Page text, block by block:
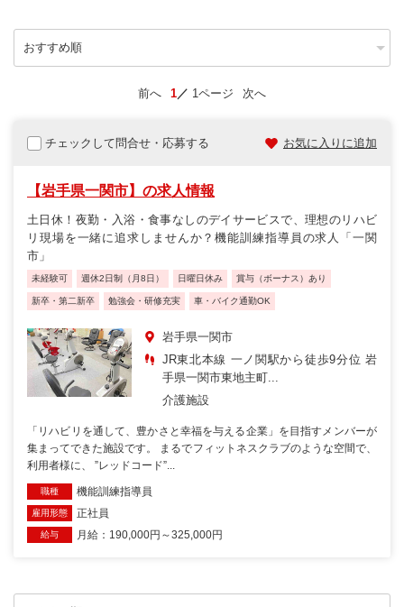
前へ 1 1ページ 次へ
チェックして問合せ・応募する お気に入りに追加
【岩手県一関市】の求人情報
土日休！夜勤・入浴・食事なしのデイサービスで、理想のリハビ
リ現場を一緒に追求しませんか？機能訓練指導員の求人「一関
市」
未経験可 週休2日制（月8日） 日曜日休み 賞与（ボーナス）あり
新卒・第二新卒 勉強会・研修充実 車・バイク通勤OK
岩手県一関市
JR東北本線 一ノ関駅から徒歩9分位 岩
手県一関市東地主町...
介護施設
「リハビリを通して、豊かさと幸福を与える企業」を目指すメンバーが
集まってできた施設です。 まるでフィットネスクラブのような空間で、
利用者様に、 ”レッドコード”...
職種 機能訓練指導員
雇用形態 正社員
給与 月給：190,000円～325,000円